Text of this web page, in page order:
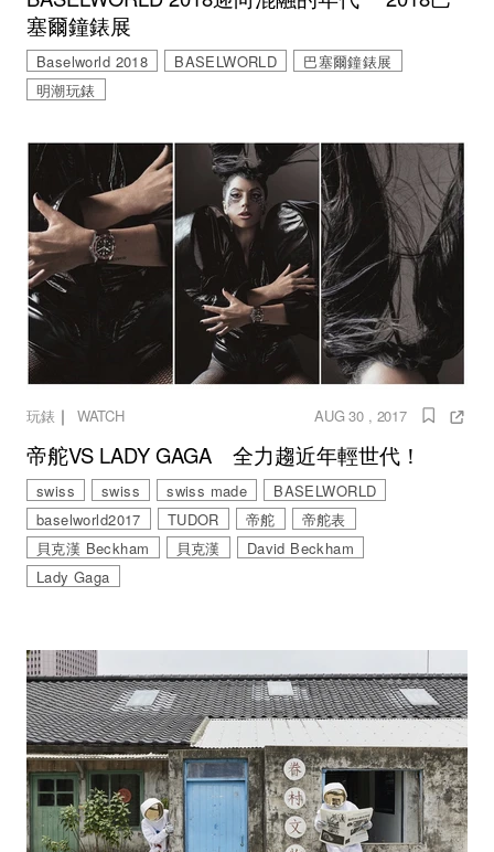
塞爾鐘錶展
Baselworld 2018 BASELWORLD
巴塞爾鐘錶展
明潮玩錶
玩錶 ｜ WATCH AUG 30 , 2017
帝舵VS LADY GAGA 全力趨近年輕世代！
swiss swiss swiss made
BASELWORLD
baselworld2017
TUDOR 帝舵
帝舵表
貝克漢 Beckham
貝克漢
David Beckham
Lady Gaga